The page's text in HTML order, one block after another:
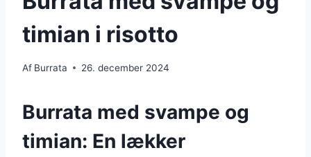
timian i risotto
Af Burrata 26. december 2024
Burrata med svampe og
timian: En lækker